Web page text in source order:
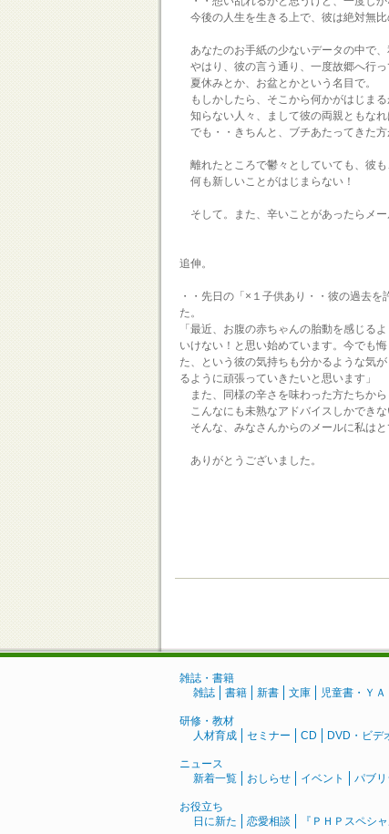
今後の人生を生きる上で、彼は絶対無比
あなたのお手紙の少ないデータの中で、
やはり、彼の言う通り、一度故郷へ行っ
夏休みとか、お盆とかという名目で。
もしかしたら、そこから何かがはじまる
知らない人々、まして彼の両親ともなれ
でも・・きちんと、ブチあたってきた方
離れたところで鬱々としていても、彼も
何も新しいことがはじまらない！
そして。また、辛いことがあったらメー
追伸。
・・先日の「×１子供あり・・彼の過去
た。
「最近、お腹の赤ちゃんの胎動を感じる
いけない！と思い始めています。今でも
た、という彼の気持ちも分かるような気
るように頑張っていきたいと思います」
また、同様の辛さを味わった方たちから
こんなにも未熟なアドバイスしかでき
そんな、みなさんからのメールに私はと
ありがとうございました。
雑誌・書籍
雑誌
書籍 新書 文庫 児童書・ＹＡ
研修・教材
人材育成
セミナー CD DVD・ビデ
ニュース
新着一覧
おしらせ イベント パブリ
お役立ち
日に新た
恋愛相談 『ＰＨＰスペシ